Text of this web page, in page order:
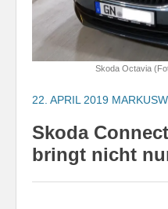
Skoda Octavia
22. APRIL 2019
Skoda
bringt nicht